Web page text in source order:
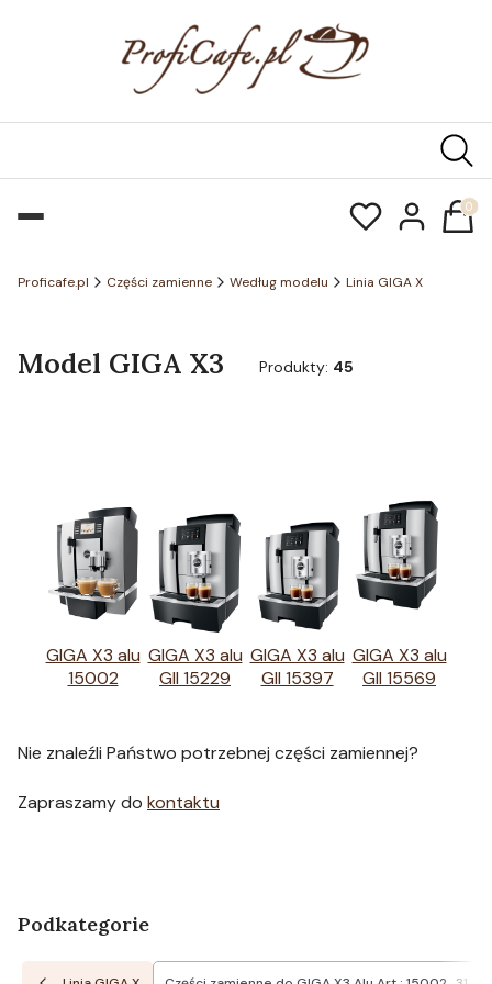
Proficafe.pl Części zamienne Według modelu Linia GIGA X
Model GIGA X3 Produkty: 45
GIGA X3 alu
15002
GIGA X3 alu
GII 15229
GIGA X3 alu
GII 15397
GIGA X3 alu
GII 15569
Nie znaleźli Państwo potrzebnej części zamiennej?
Zapraszamy do kontaktu
Podkategorie